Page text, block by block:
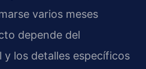
varios meses
depende del
y los detalles específicos